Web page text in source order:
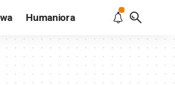
Humaniora